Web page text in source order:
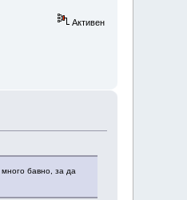
Активен
много бавно, за да